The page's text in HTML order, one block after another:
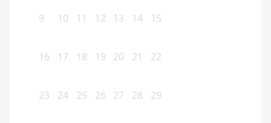
9 10 11 12 13 14 15
16 17 18 19 20 21 22
23 24 25 26 27 28 29